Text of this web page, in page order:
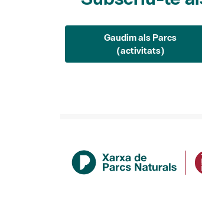
Gaudim als Parcs
(activitats)